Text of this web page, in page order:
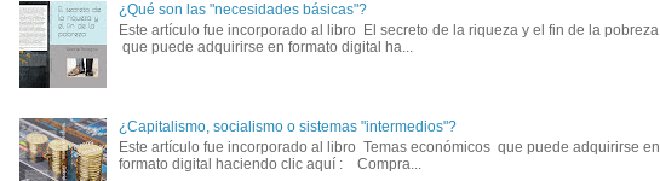
¿Qué son las "necesidades básicas"?
Este artículo fue incorporado al libro El secreto de la riqueza y el fin de la pobreza
que puede adquirirse en formato digital ha...
¿Capitalismo, socialismo o sistemas "intermedios"?
Este artículo fue incorporado al libro Temas económicos que puede adquirirse en
formato digital haciendo clic aquí : Compra...